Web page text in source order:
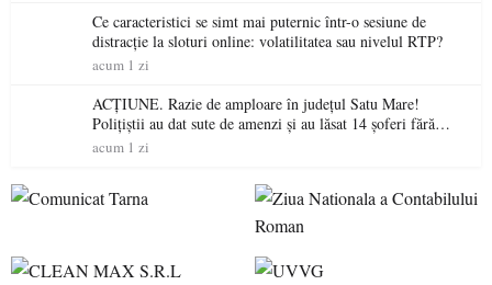
Ce caracteristici se simt mai puternic într-o sesiune de
distracție la sloturi online: volatilitatea sau nivelul RTP?
acum 1 zi
ACȚIUNE. Razie de amploare în județul Satu Mare!
Polițiștii au dat sute de amenzi și au lăsat 14 șoferi fără
permis într-o singură zi
acum 1 zi